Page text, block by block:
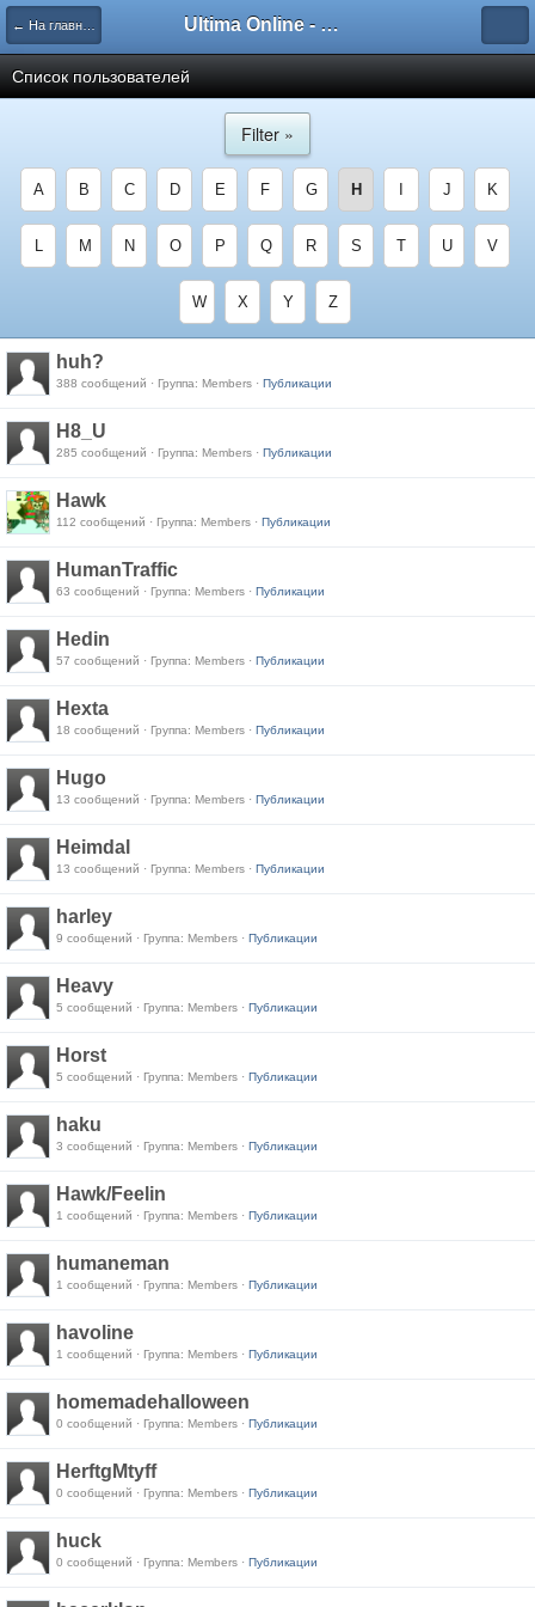
← На главную Ultima Online - Форум Русского сообщества игры
Список пользователей
Filter »
A B C D E F G H J K
L M N O P Q R S T U V
W X Y Z
huh?
388 сообщений · Группа: Members · Публикации
H8_U
285 сообщений · Группа: Members · Публикации
Hawk
112 сообщений · Группа: Members · Публикации
HumanTraffic
63 сообщений · Группа: Members · Публикации
Hedin
57 сообщений · Группа: Members · Публикации
Hexta
18 сообщений · Группа: Members · Публикации
Hugo
13 сообщений · Группа: Members · Публикации
Heimdal
13 сообщений · Группа: Members · Публикации
harley
9 сообщений · Группа: Members · Публикации
Heavy
5 сообщений · Группа: Members · Публикации
Horst
5 сообщений · Группа: Members · Публикации
haku
3 сообщений · Группа: Members · Публикации
Hawk/Feelin
1 сообщений · Группа: Members · Публикации
humaneman
1 сообщений · Группа: Members · Публикации
havoline
1 сообщений · Группа: Members · Публикации
homemadehalloween
0 сообщений · Группа: Members · Публикации
HerftgMtyff
0 сообщений · Группа: Members · Публикации
huck
0 сообщений · Группа: Members · Публикации